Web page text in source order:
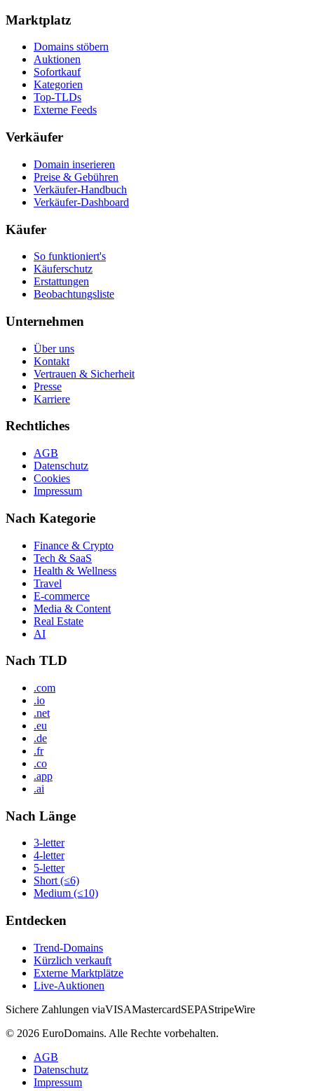
Marktplatz
Domains stöbern
Auktionen
Sofortkauf
Kategorien
Top-TLDs
Externe Feeds
Verkäufer
Domain inserieren
Preise & Gebühren
Verkäufer-Handbuch
Verkäufer-Dashboard
Käufer
So funktioniert's
Käuferschutz
Erstattungen
Beobachtungsliste
Unternehmen
Über uns
Kontakt
Vertrauen & Sicherheit
Presse
Karriere
Rechtliches
AGB
Datenschutz
Cookies
Impressum
Nach Kategorie
Finance & Crypto
Tech & SaaS
Health & Wellness
Travel
E-commerce
Media & Content
Real Estate
AI
Nach TLD
.com
.io
.net
.eu
.de
.fr
.co
.app
.ai
Nach Länge
3-letter
4-letter
5-letter
Short (≤6)
Medium (≤10)
Entdecken
Trend-Domains
Kürzlich verkauft
Externe Marktplätze
Live-Auktionen
Sichere Zahlungen viaVISAMastercardSEPAStripeWire
© 2026 EuroDomains. Alle Rechte vorbehalten.
AGB
Datenschutz
Impressum